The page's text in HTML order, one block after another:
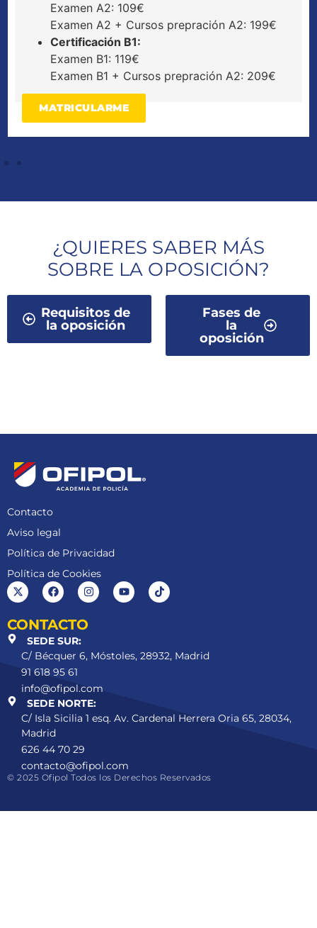
Examen A2: 109€
Examen A2 + Cursos prepración A2: 199€
Certificación B1:
Examen B1: 119€
Examen B1 + Cursos prepración A2: 209€
MATRICULARME
¿QUIERES SABER MÁS
SOBRE LA OPOSICIÓN?
Requisitos de
la oposición
Fases de
la
oposición
Contacto
Aviso legal
Política de Privacidad
Política de Cookies
CONTACTO
SEDE SUR:
C/ Bécquer 6, Móstoles, 28932, Madrid
91 618 95 61
info@ofipol.com
SEDE NORTE:
C/ Isla Sicilia 1 esq. Av. Cardenal Herrera Oria 65, 28034,
Madrid
626 44 70 29
contacto@ofipol.com
© 2025 Ofipol Todos los Derechos Reservados